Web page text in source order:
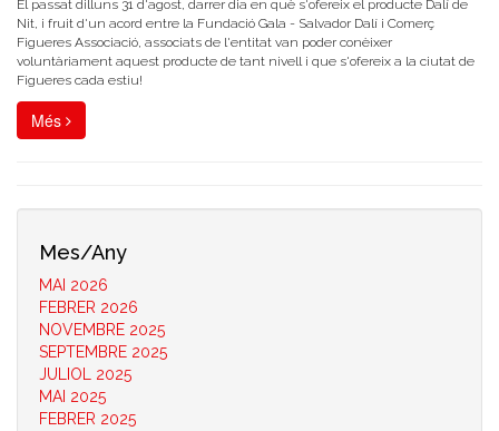
El passat dilluns 31 d'agost, darrer dia en què s'ofereix el producte Dalí de
Nit, i fruit d'un acord entre la Fundació Gala - Salvador Dalí i Comerç
Figueres Associació, associats de l'entitat van poder conèixer
voluntàriament aquest producte de tant nivell i que s'ofereix a la ciutat de
Figueres cada estiu!
Més
Mes/Any
MAI 2026
FEBRER 2026
NOVEMBRE 2025
SEPTEMBRE 2025
JULIOL 2025
MAI 2025
FEBRER 2025